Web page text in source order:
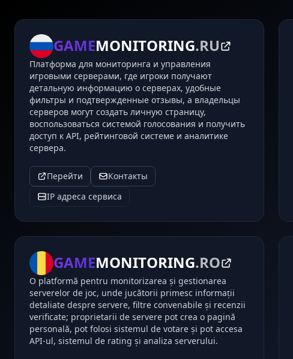
GAMEMONITORING.RU
Платформа для мониторинга и управления
игровыми серверами, где игроки получают
детальную информацию о серверах, удобные
фильтры и подтвержденные отзывы, а владельцы
серверов могут создать личную страницу,
воспользоваться системой голосования и получить
доступ к API, рейтинговой системе и аналитике
сервера.
Перейти
Контакты
IP адреса сервиса
GAMEMONITORING.RO
O platformă pentru monitorizarea și gestionarea
serverelor de joc, unde jucătorii primesc informații
detaliate despre servere, filtre convenabile și recenzii
verificate; proprietarii de servere pot crea o pagină
personală, pot folosi sistemul de votare și pot accesa
API-ul, sistemul de rating și analiza serverului.